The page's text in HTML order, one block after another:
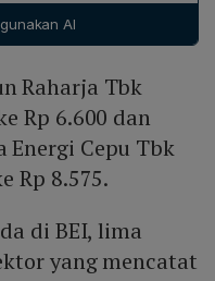
AI
Raharja Tbk
Rp 6.600 dan
Energi Cepu Tbk
Rp 8.575.
di BEI, lima
yang mencatat